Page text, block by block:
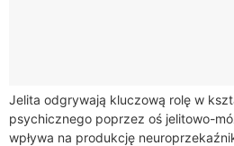
Jelita odgrywają kluczową rolę w
psychicznego poprzez oś jelitowo-
wpływa na produkcję